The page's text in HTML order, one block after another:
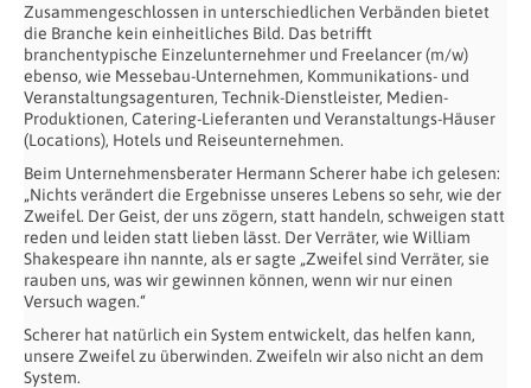
Zusammengeschlossen in unterschiedlichen Verbänden bietet
die Branche kein einheitliches Bild. Das betrifft
branchentypische Einzelunternehmer und Freelancer (m/w)
ebenso, wie Messebau-Unternehmen, Kommunikations- und
Veranstaltungsagenturen, Technik-Dienstleister, Medien-
Produktionen, Catering-Lieferanten und Veranstaltungs-Häuser
(Locations), Hotels und Reiseunternehmen.
Beim Unternehmensberater Hermann Scherer habe ich gelesen:
„Nichts verändert die Ergebnisse unseres Lebens so sehr, wie der
Zweifel. Der Geist, der uns zögern, statt handeln, schweigen statt
reden und leiden statt lieben lässt. Der Verräter, wie William
Shakespeare ihn nannte, als er sagte „Zweifel sind Verräter, sie
rauben uns, was wir gewinnen können, wenn wir nur einen
Versuch wagen.“
Scherer hat natürlich ein System entwickelt, das helfen kann,
unsere Zweifel zu überwinden. Zweifeln wir also nicht an dem
System.